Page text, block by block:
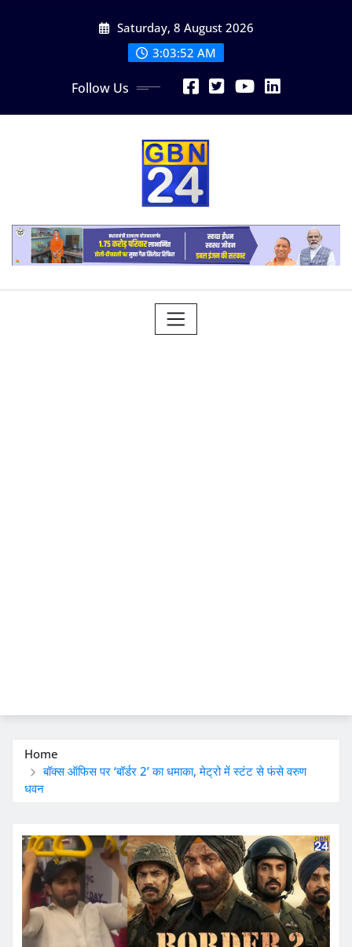
Saturday, 8 August 2026
3:03:53 AM
Follow Us
Home
बॉक्स ऑफिस पर ‘बॉर्डर 2’ का धमाका, मेट्रो में स्टंट से फंसे वरुण
धवन